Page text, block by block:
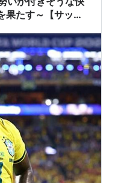
果たす～【サッカ